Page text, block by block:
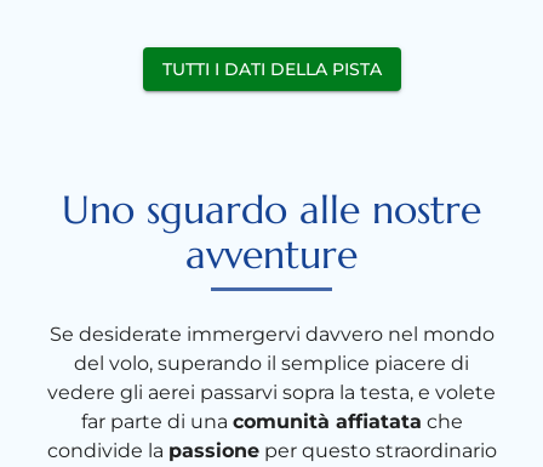
TUTTI I DATI DELLA PISTA
Uno sguardo alle nostre
avventure
Se desiderate immergervi davvero nel mondo
del volo, superando il semplice piacere di
vedere gli aerei passarvi sopra la testa, e volete
far parte di una comunità affiatata che
condivide la passioneper questo straordinario